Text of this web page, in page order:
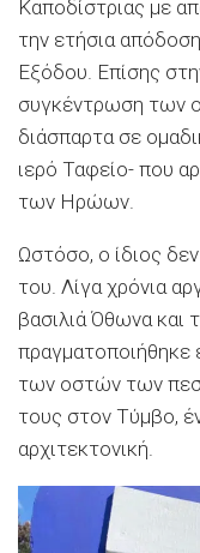
Καποδίστριας με
την ετήσια
Εξόδου. Επίσης
συγκέντρωση των
διάσπαρτα σε
ιερό Ταφείο- που
των Ηρώων.
Ωστόσο, ο ίδιος
του. Λίγα χρόνια
βασιλιά Όθωνα και
πραγματοποιήθηκε
των οστών των
τους στον Τύμβο,
αρχιτεκτονική.